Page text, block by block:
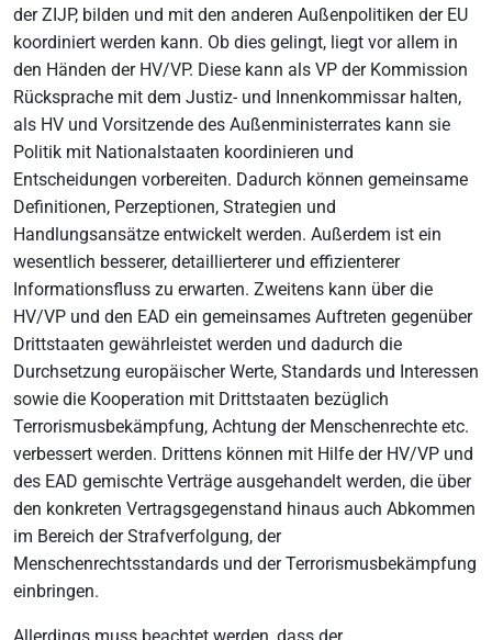
der ZIJP, bilden und mit den anderen Außenpolitiken der EU
koordiniert werden kann. Ob dies gelingt, liegt vor allem in
den Händen der HV/VP. Diese kann als VP der Kommission
Rücksprache mit dem Justiz- und Innenkommissar halten,
als HV und Vorsitzende des Außenministerrates kann sie
Politik mit Nationalstaaten koordinieren und
Entscheidungen vorbereiten. Dadurch können gemeinsame
Definitionen, Perzeptionen, Strategien und
Handlungsansätze entwickelt werden. Außerdem ist ein
wesentlich besserer, detaillierterer und effizienterer
Informationsfluss zu erwarten. Zweitens kann über die
HV/VP und den EAD ein gemeinsames Auftreten gegenüber
Drittstaaten gewährleistet werden und dadurch die
Durchsetzung europäischer Werte, Standards und Interessen
sowie die Kooperation mit Drittstaaten bezüglich
Terrorismusbekämpfung, Achtung der Menschenrechte etc.
verbessert werden. Drittens können mit Hilfe der HV/VP und
des EAD gemischte Verträge ausgehandelt werden, die über
den konkreten Vertragsgegenstand hinaus auch Abkommen
im Bereich der Strafverfolgung, der
Menschenrechtsstandards und der Terrorismusbekämpfung
einbringen.